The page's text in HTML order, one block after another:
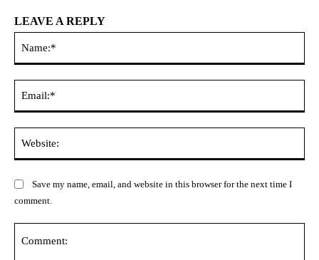
LEAVE A REPLY
Save my name, email, and website in this browser for the next time I
comment.